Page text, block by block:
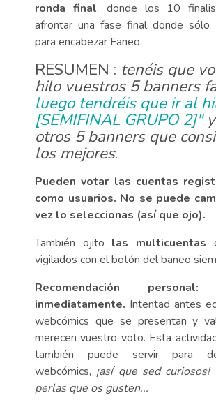
ronda final, donde los 10
afrontar una fase final donde sólo
para encabezar Faneo.
RESUMEN : tenéis que
hilo vuestros 5 banners
luego tendréis que ir al
[SEMIFINAL GRUPO 2]"
otros 5 banners que
los mejores.
Pueden votar las cuentas
como usuarios. No se puede
vez lo seleccionas (así que ojo).
También ojito las multicuentas
vigilados con el botón del baneo
Recomendación
inmediatamente. Intentad antes
webcómics que se presentan y
merecen vuestro voto. Esta
también puede servir para
webcómics, ¡así que sed curiosos!
perlas que os gusten...